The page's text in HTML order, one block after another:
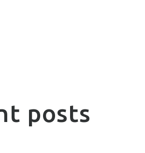
posts